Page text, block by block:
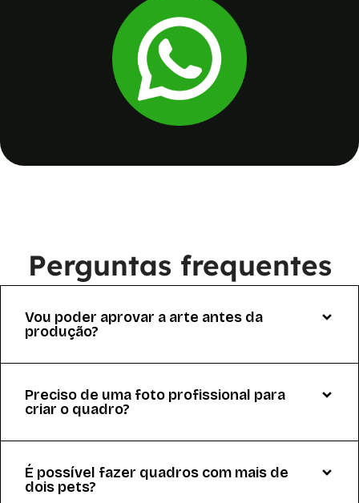
Perguntas frequentes
Vou poder aprovar a arte antes da
produção?
Preciso de uma foto profissional para
criar o quadro?
É possível fazer quadros com mais de
dois pets?